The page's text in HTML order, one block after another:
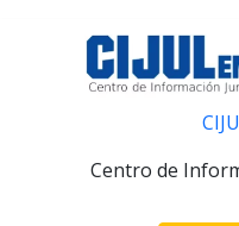
Centro de